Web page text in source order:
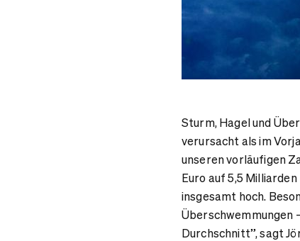
Sturm, Hagel und
verursacht als im
unseren vorläufigen
Euro auf 5,5
insgesamt hoch.
Überschwemmungen
Durchschnitt”, sagt